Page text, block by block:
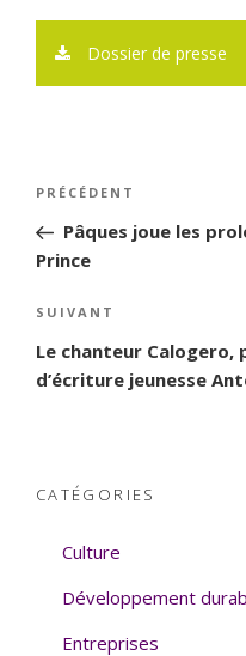
Dossier de presse
Navigation
l’article
Article
précédent
PRÉCÉDENT
Pâques joue les
Prince
Article
suivant
SUIVANT
Le chanteur Calogero,
d’écriture jeunesse
CATÉGORIES
Culture
Développement
Entreprises